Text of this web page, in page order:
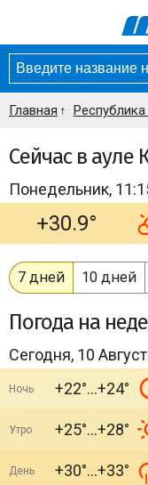
Главная
Сейчас в ауле
Понедельник,
+30.9°
7 дней 10 дней
Погода на
Сегодня, 10
Ночь +22° +24°
Утро +25° +28°
День +30° +33°